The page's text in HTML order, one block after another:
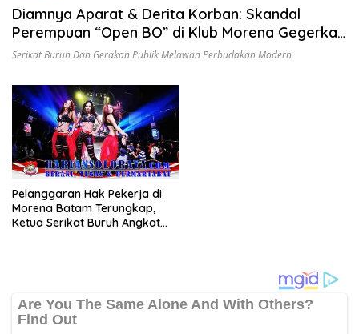
Diamnya Aparat & Derita Korban: Skandal
Perempuan “Open BO” di Klub Morena Gegerkan
Indonesia
Serikat Buruh Dan Gerakan Publik Melawan Perbudakan Modern
Pelanggaran Hak Pekerja di
Morena Batam Terungkap,
Ketua Serikat Buruh Angkat